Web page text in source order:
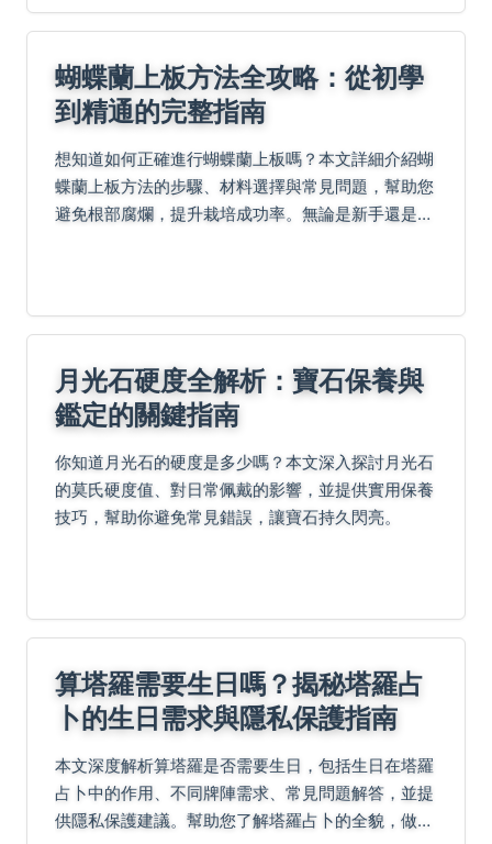
蝴蝶蘭上板方法全攻略：從初學
到精通的完整指南
想知道如何正確進行蝴蝶蘭上板嗎？本文詳細介紹蝴
蝶蘭上板方法的步驟、材料選擇與常見問題，幫助您
避免根部腐爛，提升栽培成功率。無論是新手還是進
月光石硬度全解析：寶石保養與
鑑定的關鍵指南
你知道月光石的硬度是多少嗎？本文深入探討月光石
的莫氏硬度值、對日常佩戴的影響，並提供實用保養
技巧，幫助你避免常見錯誤，讓寶石持久閃亮。
算塔羅需要生日嗎？揭秘塔羅占
卜的生日需求與隱私保護指南
本文深度解析算塔羅是否需要生日，包括生日在塔羅
占卜中的作用、不同牌陣需求、常見問題解答，並提
供隱私保護建議。幫助您了解塔羅占卜的全貌，做出